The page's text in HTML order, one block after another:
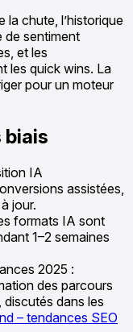
la chute, l’historique
de sentiment
et les
les quick wins. La
pour un moteur
biais
IA
assistées,
jour.
formats IA sont
1–2 semaines
2025 :
des parcours
dans les
– tendances SEO